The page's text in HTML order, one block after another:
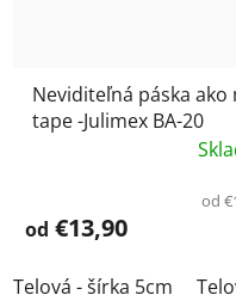
Neviditeľná páska
tape -Julimex BA-20
od
od €13,90
Telová - šírka 5cm